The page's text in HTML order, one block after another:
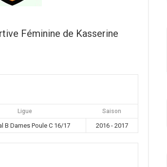
Féminine de Kasserine
Ligue Saison
B Dames Poule C 16/17 2016 - 2017